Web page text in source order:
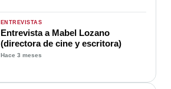
ENTREVISTAS
Entrevista a Mabel Lozano
(directora de cine y escritora)
Hace 3 meses